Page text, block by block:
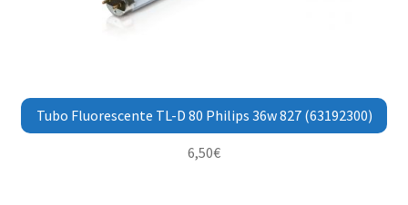
Tubo Fluorescente TL-D 80 Philips 36w 827 (63192300)
6,50€